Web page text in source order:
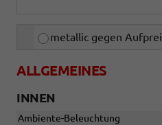
metallic gegen
ALLGEMEINES
INNEN
Ambiente-Beleuchtung